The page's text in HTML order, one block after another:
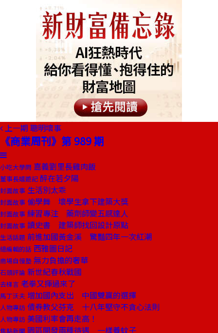
上一期 聰明壞事
《商業周刊》第 989 期
小吃大學問 嘉義劉里長雞肉飯
董事長嬉遊記 醉在若夕陽
封面故事 生活別太乖
封面故事 偷學舞 壞學生拿下建築大獎
封面故事 練習專注 藥劑師變五感達人
封面故事 讀史書 建築師找回設計原點
生活話題 前進加國黃金溪 驚豔四年一次紅潮
總編輯的話 西雅圖日記
商場自慢塾 無力負擔的奢華
石頭評論 新世紀春秋戰國
去梯言 老拳又揮過來了
馬丁沃夫 增加國內支出 中國雙贏的選擇
人物專訪 債券教父芬克 十八年堅守不貪心法則
人物專訪 美國利率會再走高！
焦點新聞 園區開發兩種待遇 一樣養蚊子